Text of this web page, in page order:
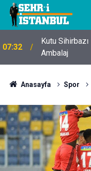
07:32
Kutu
Ambalaj
Anasayfa Spor